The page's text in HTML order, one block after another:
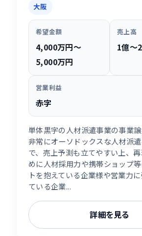
大阪
希望金額
4,000万円〜
5,000万円
売上高
1億〜
営業利益
赤字
単体黒字の人材派遣事業の事業譲
非常にオーソドックスな人材派
で、売上予測も立てやすい上、
めに人材採用力や携帯ショップ
トを抱えている企業様や営業力
ている企業...
詳細を見る